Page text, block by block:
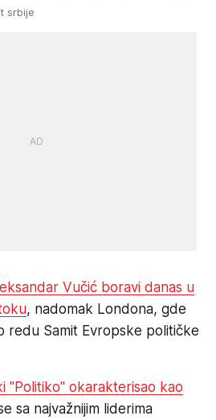
srbije
Vučić boravi danas u
, nadomak Londona, gde
redu Samit Evropske političke
"Politiko" okarakterisao kao
sa najvažnijim liderima